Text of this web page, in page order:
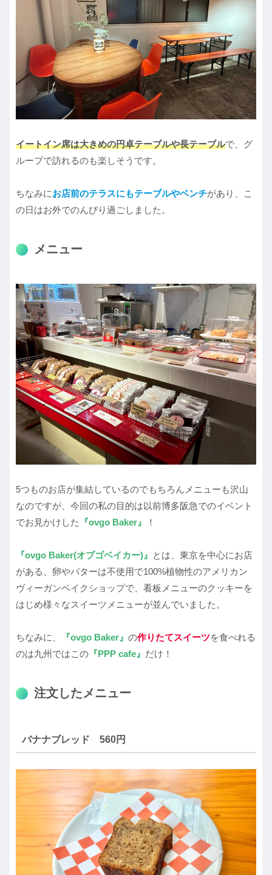
イートイン席は大きめの円卓テーブルや長テーブルで、グ
ループで訪れるのも楽しそうです。
ちなみにお店前のテラスにもテーブルやベンチがあり、こ
の日はお外でのんびり過ごしました。
メニュー
5つものお店が集結しているのでもちろんメニューも沢山
なのですが、今回の私の目的は以前博多阪急でのイベント
でお見かけした
『ovgo Baker』 ！
『ovgo Baker(オブゴベイカー)』 とは、東京を中心にお店
がある、卵やバターは不使用で100%植物性のアメリカン
ヴィーガンベイクショップで、看板メニューのクッキーを
はじめ様々なスイーツメニューが並んでいました。
ちなみに、 『ovgo Baker』 の作りたてスイーツを食べれる
のは九州ではこの 『PPP cafe』 だけ！
注文したメニュー
バナナブレッド 560円